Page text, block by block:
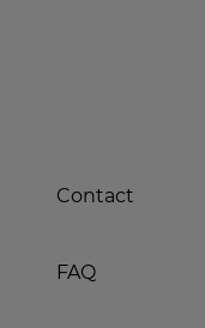
Contact
FAQ